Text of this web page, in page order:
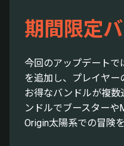
期間限定
今回のアップデートで
を追加し、プレイヤー
お得なバンドルが複数
ンドルでブースターや
Origin太陽系での冒険